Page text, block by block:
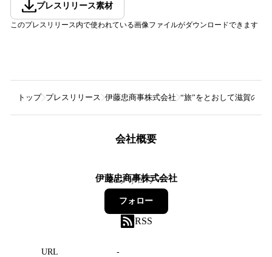
プレスリリース素材
このプレスリリース内で使われている画像ファイルがダウンロードできます
トップ プレスリリース 伊藤忠商事株式会社 “旅”をとおして滋賀の
会社概要
伊藤忠商事株式会社
20フォロワー
フォロー
RSS
URL
-